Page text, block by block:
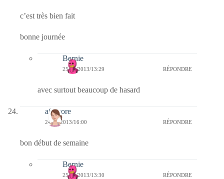
c’est très bien fait
bonne journée
Bernie
25/06/2013/13:29 RÉPONDRE
avec surtout beaucoup de hasard
afaurore
24/06/2013/16:00 RÉPONDRE
bon début de semaine
Bernie
25/06/2013/13:30 RÉPONDRE